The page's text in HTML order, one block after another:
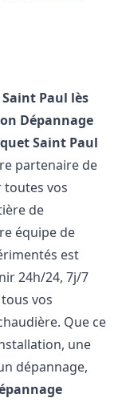
Saint Paul lès
Dépannage
Saint Paul
partenaire de
toutes vos
de
équipe de
est
24h/24, 7j/7
vos
Que ce
une
dépannage,